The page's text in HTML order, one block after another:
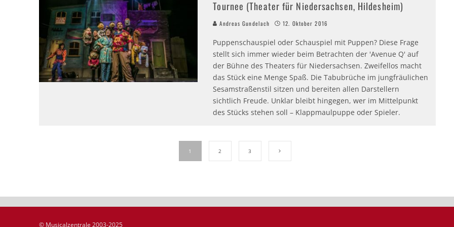
Tournee (Theater für Niedersachsen, Hildesheim)
Andreas Gundelach 12. Oktober 2016
Puppenschauspiel oder Schauspiel mit Puppen? Diese Frage
stellt sich immer wieder beim Betrachten der 'Avenue Q' auf
der Bühne des Theaters für Niedersachsen. Zweifellos macht
das Stück eine Menge Spaß. Die Tabubrüche im jungfräulichen
Sesamstraßenstil sitzen und bereiten allen Darstellern
sichtlich Freude. Unklar bleibt hingegen, wer im Mittelpunkt
des Stücks stehen soll – Klappmaulpuppe oder Spieler.
1 2 3
© Musicalzentrale 2003-2025